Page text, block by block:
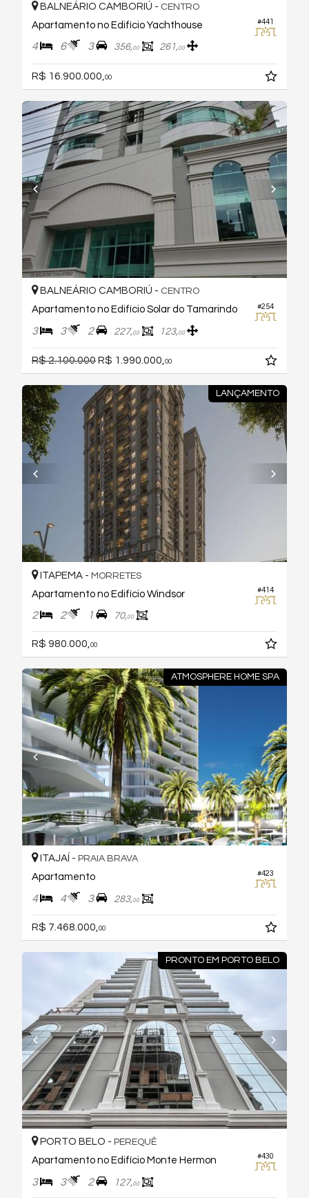
#441
BALNEÁRIO CAMBORIÚ - CENTRO
Apartamento no Edifício Yachthouse
4 6 3 356,00 261,00
R$ 16.900.000, 00
#254
BALNEÁRIO CAMBORIÚ - CENTRO
Apartamento no Edifício Solar do Tamarindo
3 3 2 227,00 123,00
R$ 2.100.000R$ 1.990.000,00
LANÇAMENTO
#414
ITAPEMA - MORRETES
Apartamento no Edifício Windsor
2 2 1 70,00
R$ 980.000, 00
ATMOSPHERE HOME SPA
#423
ITAJAÍ - PRAIA BRAVA
Apartamento
4 4 3 283,00
R$ 7.468.000, 00
PRONTO EM PORTO BELO
#430
PORTO BELO - PEREQUÊ
Apartamento no Edifício Monte Hermon
3 3 2 127,00